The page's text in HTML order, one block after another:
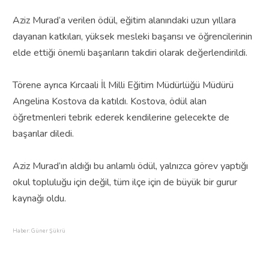
Aziz Murad’a verilen ödül, eğitim alanındaki uzun yıllara
dayanan katkıları, yüksek mesleki başarısı ve öğrencilerinin
elde ettiği önemli başarıların takdiri olarak değerlendirildi.
Törene ayrıca Kırcaali İl Milli Eğitim Müdürlüğü Müdürü
Angelina Kostova da katıldı. Kostova, ödül alan
öğretmenleri tebrik ederek kendilerine gelecekte de
başarılar diledi.
Aziz Murad’ın aldığı bu anlamlı ödül, yalnızca görev yaptığı
okul topluluğu için değil, tüm ilçe için de büyük bir gurur
kaynağı oldu.
Haber: Güner Şükrü